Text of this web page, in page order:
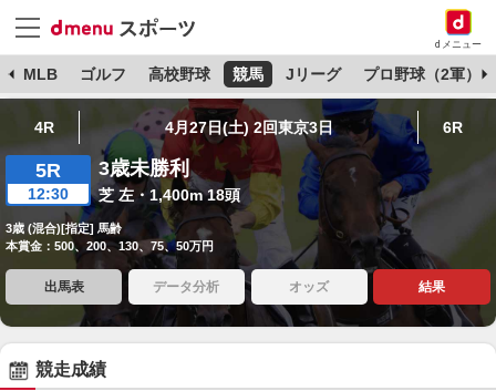
dメニュー
MLB ゴルフ 高校野球 競馬 Jリーグ プロ野球（2軍）
4R 4月27日(土) 2回東京3日 6R
5R
12:30
3歳未勝利
芝 左・1,400m 18頭
3歳 (混合)[指定] 馬齢
本賞金：500、200、130、75、50万円
出馬表 データ分析 オッズ 結果
競走成績